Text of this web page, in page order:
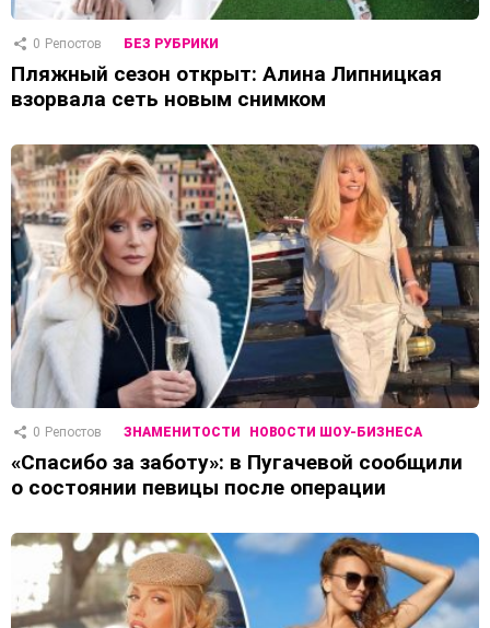
0 Репостов БЕЗ РУБРИКИ
Пляжный сезон открыт: Алина Липницкая
взорвала сеть новым снимком
0 Репостов ЗНАМЕНИТОСТИ НОВОСТИ ШОУ-БИЗНЕСА
«Спасибо за заботу»: в Пугачевой сообщили
о состоянии певицы после операции